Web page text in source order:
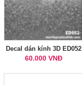
Decal dán kính 3D ED052
60.000 VNĐ